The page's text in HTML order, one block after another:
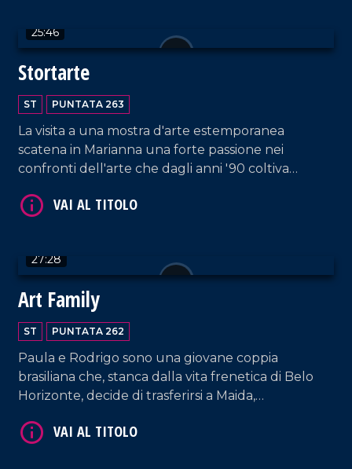
25:46
Stortarte
ST PUNTATA 263
La visita a una mostra d'arte estemporanea
scatena in Marianna una forte passione nei
confronti dell'arte che dagli anni '90 coltiva
materiali di ogni tipo.
27:28
Art Family
ST PUNTATA 262
Paula e Rodrigo sono una giovane coppia
brasiliana che, stanca dalla vita frenetica di Belo
Horizonte, decide di trasferirsi a Maida,
casa. La tranquillità e l'accoglienza del posto
VAI AL TITOLO
VAI AL TITOLO